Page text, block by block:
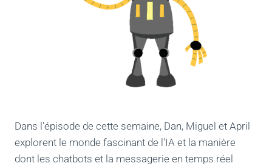
Dans l'épisode de cette semaine, Dan, Miguel et April
explorent le monde fascinant de l'IA et la manière
dont les chatbots et la messagerie en temps réel